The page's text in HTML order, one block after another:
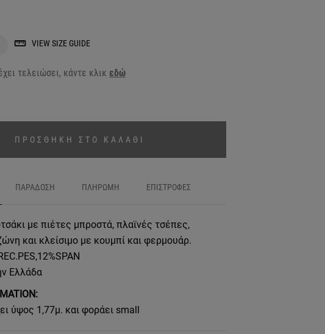
VIEW SIZE GUIDE
τελειώσει, κάντε κλικ εδώ
ΠΡΟΣΘΗΚΗ ΣΤΟ ΚΑΛΑΘΙ
ΠΑΡΑΔΟΣΗ ΠΛΗΡΩΜΗ ΕΠΙΣΤΡΟΦΕΣ
με πιέτες μπροστά, πλαϊνές τσέπες,
και κλείσιμο με κουμπί και φερμουάρ.
Ελλάδα
ύψος 1,77μ. και φοράει small